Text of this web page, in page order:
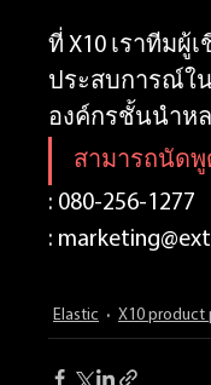
ที่ X10 เราทีมผู้
ประสบการณ์ใ
องค์กรชั้นนำห
สามารถนัด
: 080-256-1277
:
Elastic X10 product